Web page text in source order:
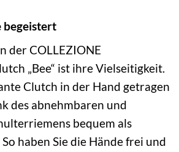
begeistert
der COLLEZIONE
„Bee“ ist ihre Vielseitigkeit.
Clutch in der Hand getragen
des abnehmbaren und
bequem als
haben Sie die Hände frei und